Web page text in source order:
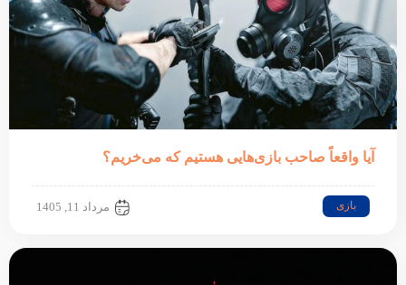
آیا واقعاً صاحب بازی‌هایی هستیم که می‌خریم؟
بازی مرداد 11, 1405